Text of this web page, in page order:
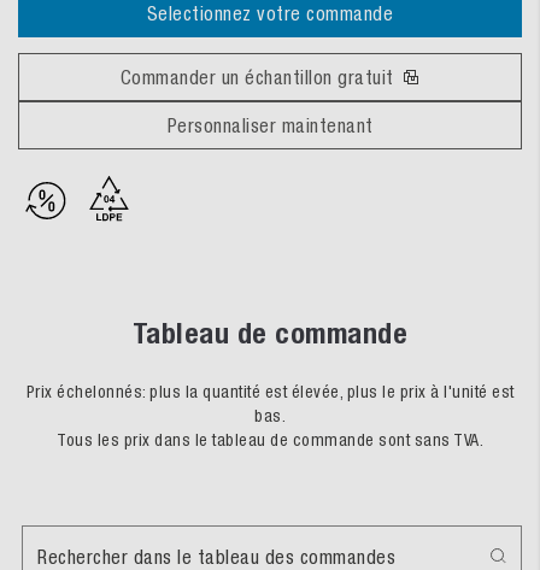
Selectionnez votre commande
Commander un échantillon gratuit
Personnaliser maintenant
Tableau de commande
Prix échelonnés: plus la quantité est élevée, plus le prix à l'unité est
bas.
Tous les prix dans le tableau de commande sont sans TVA.
Rechercher dans le tableau des commandes